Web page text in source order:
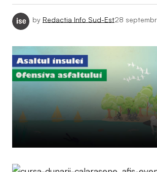
by Redactia Info Sud-Est28